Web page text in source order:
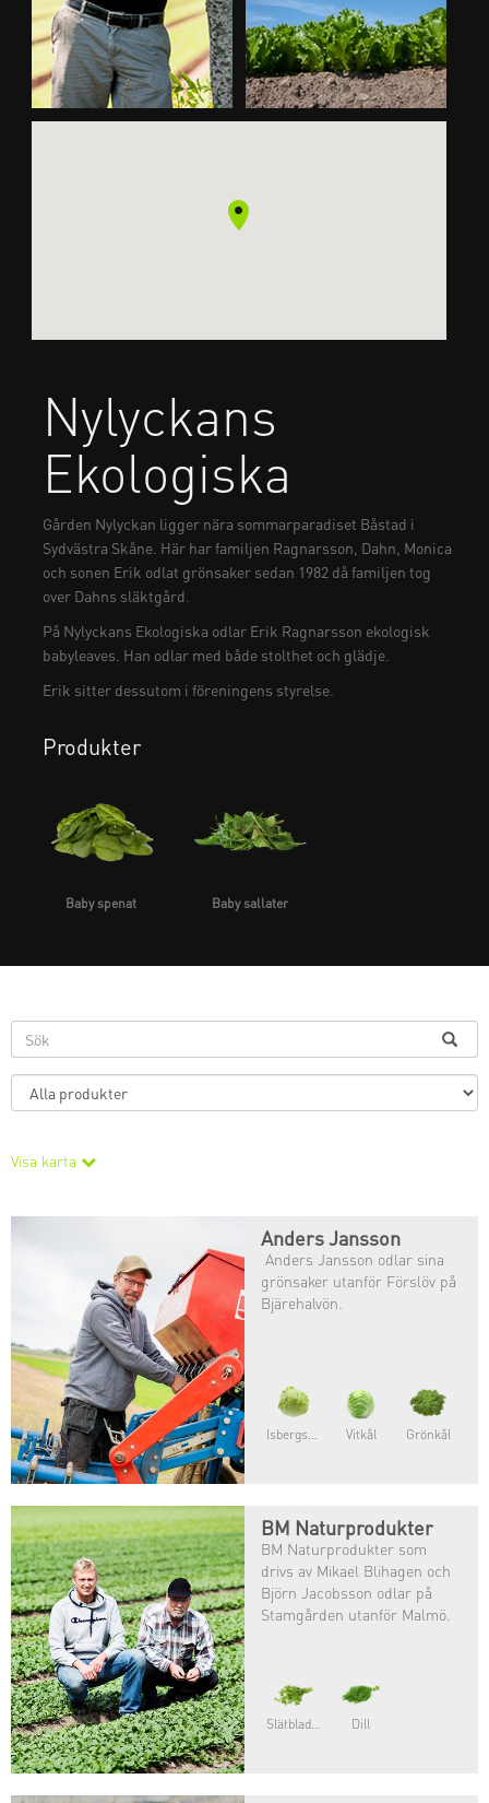
Nylyckans
Ekologiska
Gården Nylyckan ligger nära sommarparadiset Båstad i
Sydvästra Skåne. Här har familjen Ragnarsson, Dahn, Monica
och sonen Erik odlat grönsaker sedan 1982 då familjen tog
over Dahns släktgård.
På Nylyckans Ekologiska odlar Erik Ragnarsson ekologisk
babyleaves. Han odlar med både stolthet och glädje.
Erik sitter dessutom i föreningens styrelse.
Produkter
Baby spenat Baby sallater
Visa karta
Anders Jansson
Anders Jansson odlar sina
grönsaker utanför Förslöv på
Bjärehalvön.
Isbergsallat Vitkål Grönkål
BM Naturprodukter
BM Naturprodukter som
drivs av Mikael Blihagen och
Björn Jacobsson odlar på
Stamgården utanför Malmö.
Slätbladig persilja Dill